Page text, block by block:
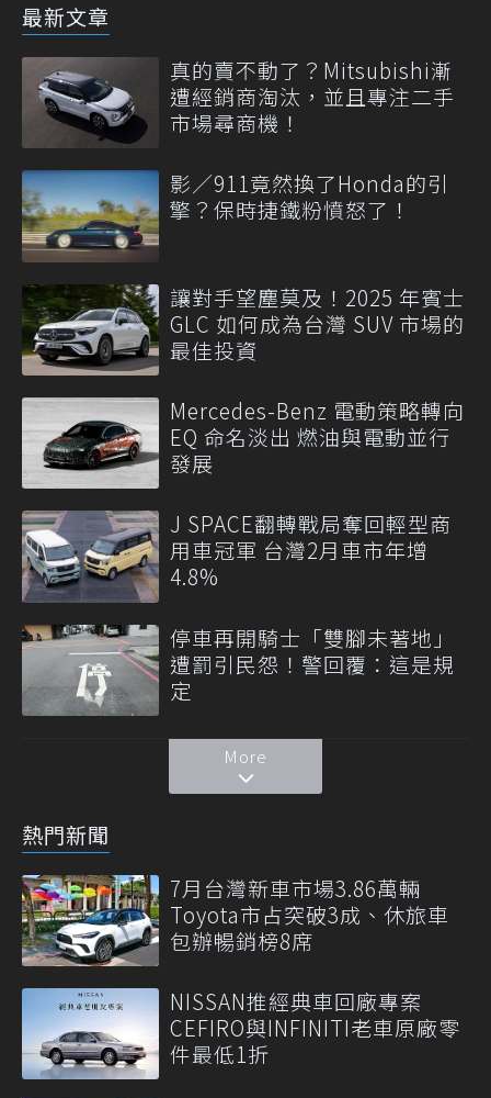
最新文章
真的賣不動了？Mitsubishi漸
遭經銷商淘汰，並且專注二手
市場尋商機！
影／911竟然換了Honda的引
擎？保時捷鐵粉憤怒了！
讓對手望塵莫及！2025 年賓士
GLC 如何成為台灣 SUV 市場的
最佳投資
Mercedes-Benz 電動策略轉向
EQ 命名淡出 燃油與電動並行
發展
J SPACE翻轉戰局奪回輕型商
用車冠軍 台灣2月車市年增
4.8%
停車再開騎士「雙腳未著地」
遭罰引民怨！警回覆：這是規
定
More
熱門新聞
7月台灣新車市場3.86萬輛
Toyota市占突破3成、休旅車
包辦暢銷榜8席
NISSAN推經典車回廠專案
CEFIRO與INFINITI老車原廠零
件最低1折